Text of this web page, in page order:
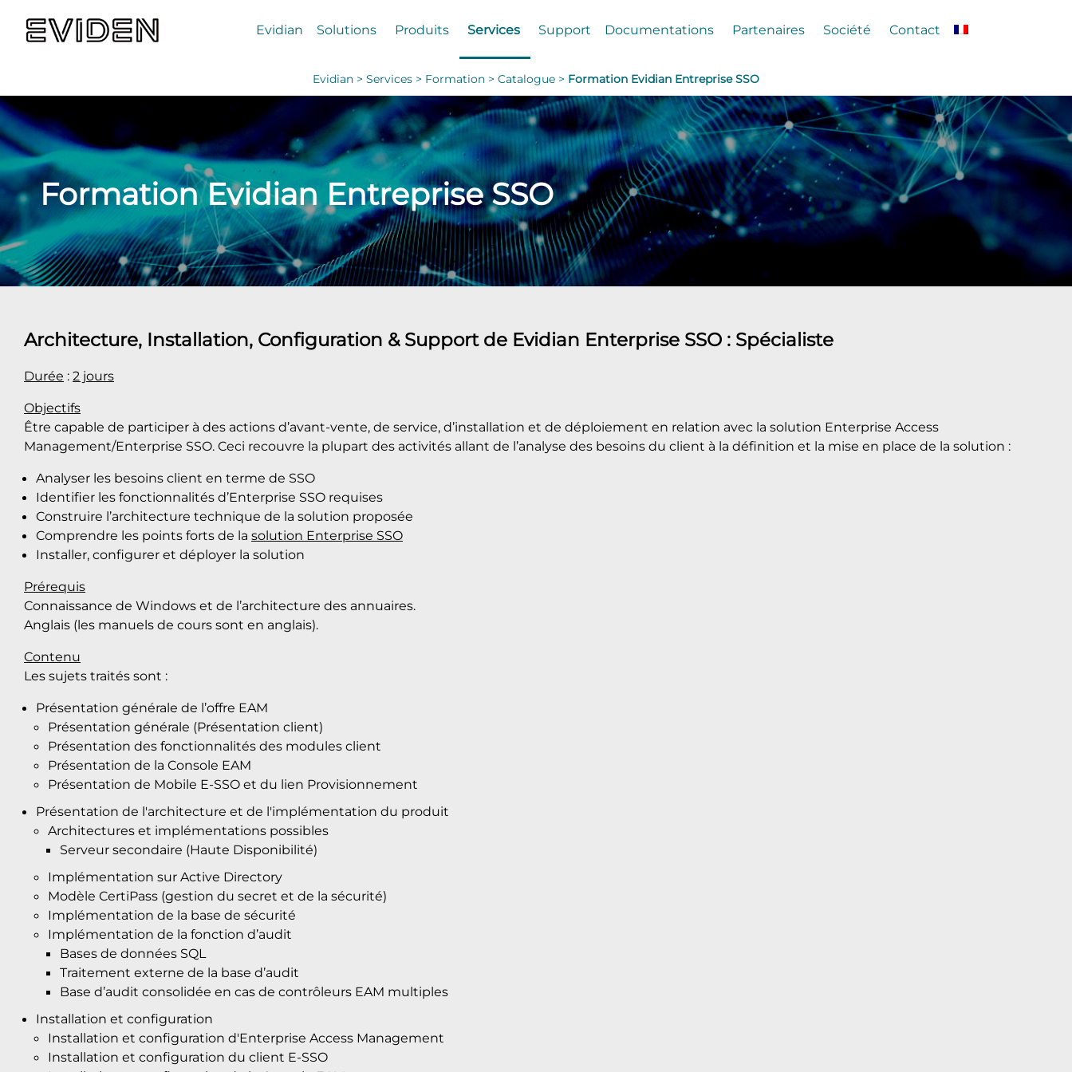
Evidian Solutions Produits Services Support Documentations Partenaires Société Contact
Evidian > Services > Formation > Catalogue > Formation Evidian Entreprise SSO
Formation Evidian Entreprise SSO
Architecture, Installation, Configuration & Support de Evidian Enterprise SSO : Spécialiste
Durée : 2 jours
Objectifs
Être capable de participer à des actions d’avant-vente, de service, d’installation et de déploiement en relation avec la solution Enterprise Access
Management/Enterprise SSO. Ceci recouvre la plupart des activités allant de l’analyse des besoins du client à la définition et la mise en place de la solution :
Analyser les besoins client en terme de SSO
Identifier les fonctionnalités d’Enterprise SSO requises
Construire l’architecture technique de la solution proposée
Comprendre les points forts de la solution Enterprise SSO
Installer, configurer et déployer la solution
Prérequis
Connaissance de Windows et de l’architecture des annuaires.
Anglais (les manuels de cours sont en anglais).
Contenu
Les sujets traités sont :
Présentation générale de l’offre EAM
Présentation générale (Présentation client)
Présentation des fonctionnalités des modules client
Présentation de la Console EAM
Présentation de Mobile E-SSO et du lien Provisionnement
Présentation de l'architecture et de l'implémentation du produit
Architectures et implémentations possibles
Serveur secondaire (Haute Disponibilité)
Implémentation sur Active Directory
Modèle CertiPass (gestion du secret et de la sécurité)
Implémentation de la base de sécurité
Implémentation de la fonction d’audit
Bases de données SQL
Traitement externe de la base d’audit
Base d’audit consolidée en cas de contrôleurs EAM multiples
Installation et configuration
Installation et configuration d'Enterprise Access Management
Installation et configuration du client E-SSO